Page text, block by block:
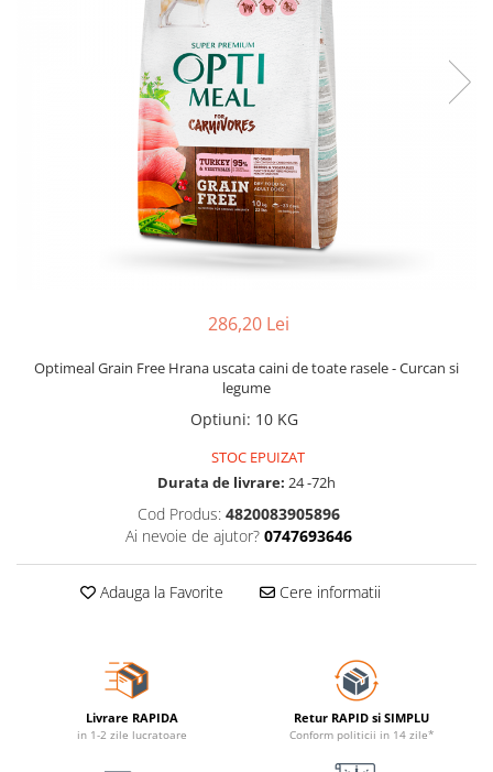
286,20 Lei
Optimeal Grain Free Hrana uscata caini de toate rasele - Curcan si
legume
Optiuni: 10 KG
STOC EPUIZAT
Durata de livrare: 24 -72h
Cod Produs: 4820083905896
Ai nevoie de ajutor? 0747693646
Adauga la Favorite Cere informatii
Livrare RAPIDA
in 1-2 zile lucratoare
Retur RAPID si SIMPLU
Conform politicii in 14 zile*